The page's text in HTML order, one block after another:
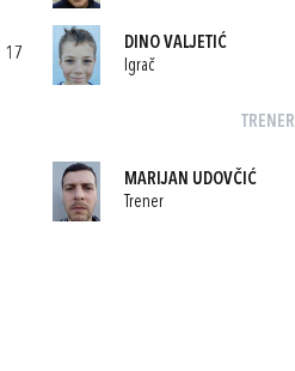
17
DINO VALJETIĆ
Igrač
TRENER
MARIJAN UDOVČIĆ
Trener